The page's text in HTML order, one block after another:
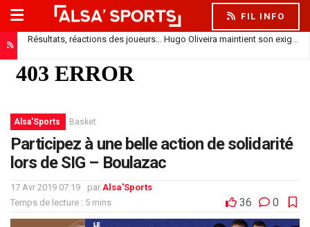
FIL INFO
Résultats, réactions des joueurs… Hugo Oliveira maintient son exigence
Alsa'Sports Basket
Participez à une belle action de solidarité
lors de SIG – Boulazac
17 Avr 2019 07:19 par Alsa'Sports
Temps de lecture : 5 mins
36 0